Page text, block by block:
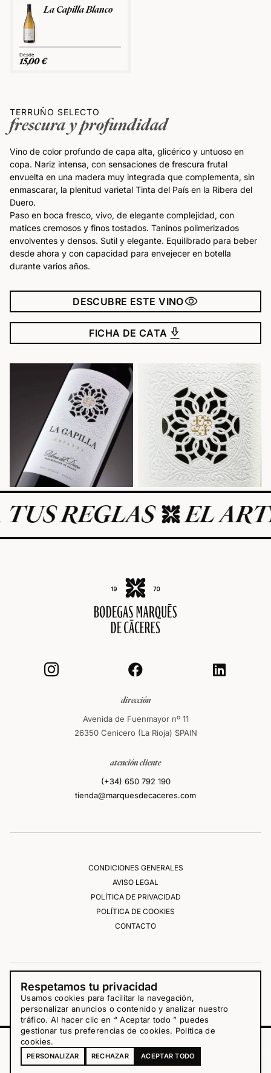
La Capilla Blanco
15,00€
TERRUÑO SELECTO
frescura y profundidad
Vino de color profundo de capa alta, glicérico y untuoso en
copa. Nariz intensa, con sensaciones de frescura frutal
envuelta en una madera muy integrada que complementa, sin
enmascarar, la plenitud varietal Tinta del País en la Ribera del
Duero.
Paso en boca fresco, vivo, de elegante complejidad, con
matices cremosos y finos tostados. Taninos polimerizados
envolventes y densos. Sutil y elegante. Equilibrado para beber
desde ahora y con capacidad para envejecer en botella
durante varios años.
DESCUBRE ESTE VINOvisibility
FICHA DE CATA download_2
REGLAS EL
  
dirección
Avenida de Fuenmayor nº 11
26350 Cenicero (La Rioja) SPAIN
atención cliente
(+34) 650 792 190
tienda@marquesdecaceres.com
CONDICIONES GENERALES
AVISO LEGAL
POLÍTICA DE PRIVACIDAD
POLÍTICA DE COOKIES
CONTACTO
Respetamos tu privacidad
Usamos cookies para facilitar la navegación,
personalizar anuncios o contenido y analizar nuestro
tráfico. Al hacer clic en “ Aceptar todo ” puedes
gestionar tus preferencias de cookies. Política de
cookies.
PERSONALIZAR RECHAZAR ACEPTAR TODO
- + COMPRAR